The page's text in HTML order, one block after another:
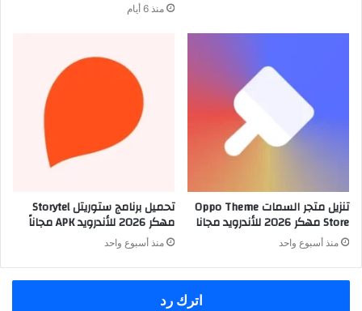
منذ 6 أيام
تنزيل متجر السمات Oppo Theme
Store مهكر 2026 للأندرويد مجانا
منذ أسبوع واحد
تحميل برنامج ستوريتل Storytel
مهكر 2026 للأندرويد APK مجاناً
منذ أسبوع واحد
اترك رد